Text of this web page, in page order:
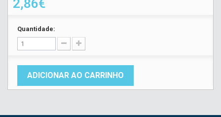
2,86€
Quantidade:
ADICIONAR AO CARRINHO